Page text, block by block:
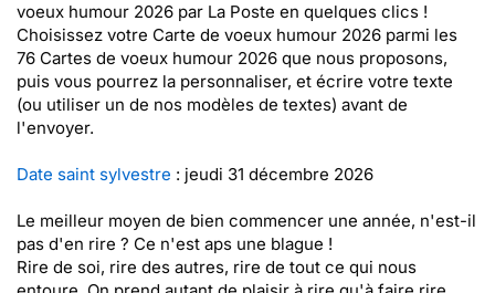
voeux humour 2026 par La Poste en quelques clics !
Choisissez votre Carte de voeux humour 2026 parmi les
76 Cartes de voeux humour 2026 que nous proposons,
puis vous pourrez la personnaliser, et écrire votre texte
(ou utiliser un de nos modèles de textes) avant de
l'envoyer.
Date saint sylvestre : jeudi 31 décembre 2026
Le meilleur moyen de bien commencer une année, n'est-il
pas d'en rire ? Ce n'est aps une blague !
Rire de soi, rire des autres, rire de tout ce qui nous